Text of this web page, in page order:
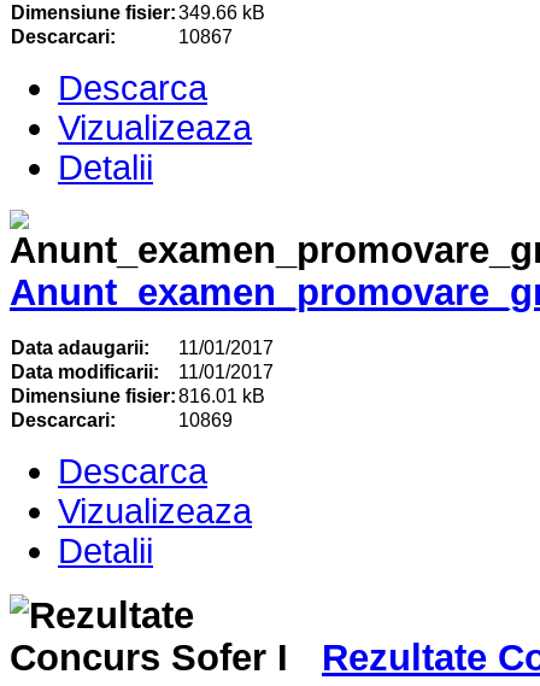
Dimensiune fisier:349.66 kB
Descarcari:
10867
Descarca
Vizualizeaza
Detalii
Data adaugarii:
11/01/2017
Data modificarii:
11/01/2017
Dimensiune fisier:816.01 kB
Descarcari:
10869
Descarca
Vizualizeaza
Detalii
Rezultate